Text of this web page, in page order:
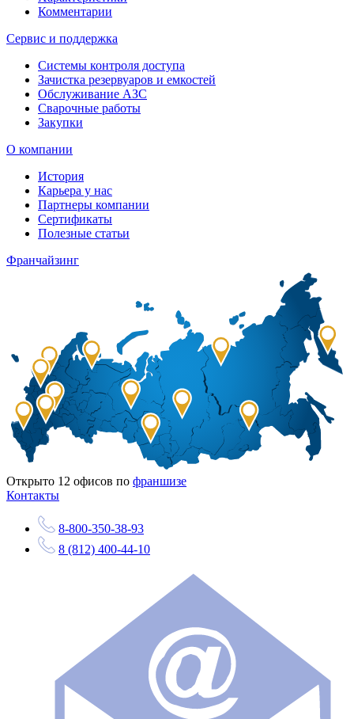
Комментарии
Сервис и поддержка
Системы контроля доступа
Зачистка резервуаров и емкостей
Обслуживание АЗС
Сварочные работы
Закупки
О компании
История
Карьера у нас
Партнеры компании
Сертификаты
Полезные статьи
Франчайзинг
Открыто 12 офисов по франшизе
Контакты
8-800-350-38-93
8 (812) 400-44-10